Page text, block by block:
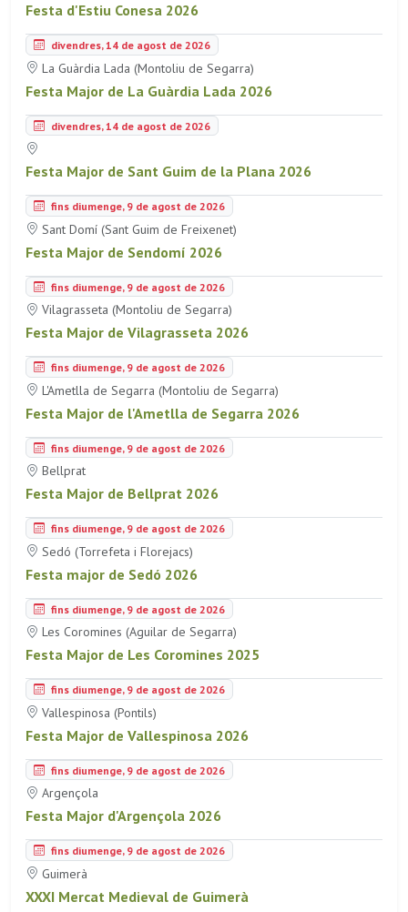
Festa d'Estiu Conesa 2026
divendres, 14 de agost de 2026
La Guàrdia Lada (Montoliu de Segarra)
Festa Major de La Guàrdia Lada 2026
divendres, 14 de agost de 2026
Festa Major de Sant Guim de la Plana 2026
fins diumenge, 9 de agost de 2026
Sant Domí (Sant Guim de Freixenet)
Festa Major de Sendomí 2026
fins diumenge, 9 de agost de 2026
Vilagrasseta (Montoliu de Segarra)
Festa Major de Vilagrasseta 2026
fins diumenge, 9 de agost de 2026
L'Ametlla de Segarra (Montoliu de Segarra)
Festa Major de l'Ametlla de Segarra 2026
fins diumenge, 9 de agost de 2026
Bellprat
Festa Major de Bellprat 2026
fins diumenge, 9 de agost de 2026
Sedó (Torrefeta i Florejacs)
Festa major de Sedó 2026
fins diumenge, 9 de agost de 2026
Les Coromines (Aguilar de Segarra)
Festa Major de Les Coromines 2025
fins diumenge, 9 de agost de 2026
Vallespinosa (Pontils)
Festa Major de Vallespinosa 2026
fins diumenge, 9 de agost de 2026
Argençola
Festa Major d'Argençola 2026
fins diumenge, 9 de agost de 2026
Guimerà
XXXI Mercat Medieval de Guimerà